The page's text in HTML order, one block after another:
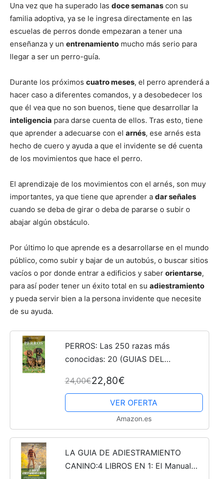
de
Una vez que ha superado las doce semanas con su
familia adoptiva, ya se le ingresa directamente en las
escuelas de perros donde empezaran a tener una
enseñanza y un entrenamiento mucho más serio para
llegar a ser un perro-guía.
Durante los próximos cuatro meses, el perro aprenderá a
hacer caso a diferentes comandos, y a desobedecer los
que él vea que no son buenos, tiene que desarrollar la
inteligencia para darse cuenta de ellos. Tras esto, tiene
que aprender a adecuarse con el arnés, ese arnés esta
hecho de cuero y ayuda a que el invidente se dé cuenta
de los movimientos que hace el perro.
El aprendizaje de los movimientos con el arnés, son muy
importantes, ya que tiene que aprender a dar señales
cuando se deba de girar o deba de pararse o subir o
abajar algún obstáculo.
Por último lo que aprende es a desarrollarse en el mundo
público, como subir y bajar de un autobús, o buscar sitios
vacíos o por donde entrar a edificios y saber orientarse,
para así poder tener un éxito total en su adiestramiento
y pueda servir bien a la persona invidente que necesite
de su ayuda.
PERROS: Las 250 razas más
conocidas: 20 (GUIAS DEL
24,00€22,80€
VER OFERTA
Amazon.es
LA GUIA DE ADIESTRAMIENTO
CANINO:4 LIBROS EN 1: El Manual